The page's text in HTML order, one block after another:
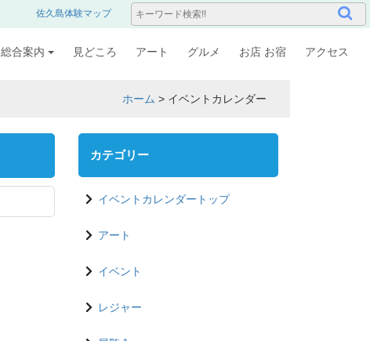
佐久島体験マップ
総合案内 見どころ アート グルメ お店 お宿 アクセス
ホーム > イベントカレンダー
カテゴリー
イベントカレンダートップ
アート
イベント
レジャー